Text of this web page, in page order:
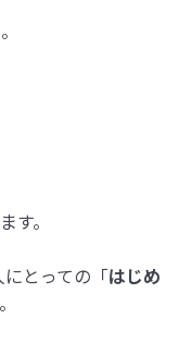
す。
とっての「はじめ